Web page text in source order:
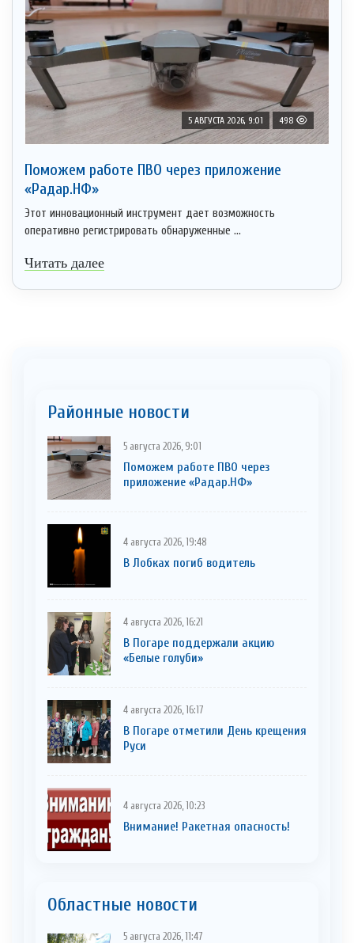
5 АВГУСТА 2026, 9:01 498
Поможем работе ПВО через приложение
«Радар.НФ»
Этот инновационный инструмент дает возможность
оперативно регистрировать обнаруженные ...
Читать далее
Районные новости
5 августа 2026, 9:01
Поможем работе ПВО через
приложение «Радар.НФ»
4 августа 2026, 19:48
В Лобках погиб водитель
4 августа 2026, 16:21
В Погаре поддержали акцию
«Белые голуби»
4 августа 2026, 16:17
В Погаре отметили День крещения
Руси
4 августа 2026, 10:23
Внимание! Ракетная опасность!
Областные новости
5 августа 2026, 11:47